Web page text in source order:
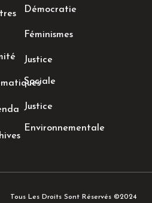
Démocratie
Féminismes
Justice
Sociale
Justice
Environnementale
Tous Les Droits Sont Réservés ©2024